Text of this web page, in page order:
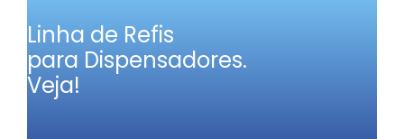
Linha de Refis
para Dispensadores.
Veja!